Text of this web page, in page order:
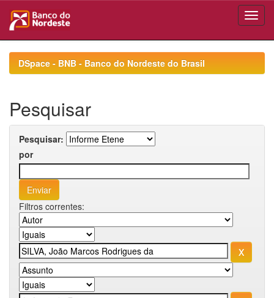
navigationDSpace - BNB - Banco do Nordeste do Brasil
Pesquisar
Pesquisar:
por
Filtros correntes: